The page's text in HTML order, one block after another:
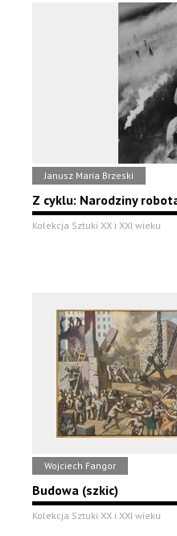
Janusz Maria Brzeski
Z cyklu: Narodziny
Kolekcja Sztuki XX i XXI wieku
Wojciech Fangor
Budowa (szkic)
Kolekcja Sztuki XX i XXI wieku